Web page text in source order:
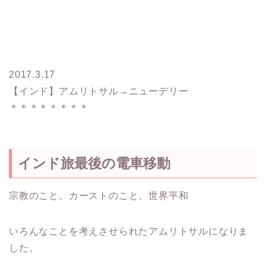
2017.3.17
【インド】アムリトサル→ニューデリー
＊＊＊＊＊＊＊＊
インド旅最後の電車移動
宗教のこと、カーストのこと、世界平和
いろんなことを考えさせられたアムリトサルになりま
した。